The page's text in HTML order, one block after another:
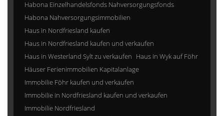
Habona Einzelhandelsfonds Nahversorgungsfonds
Habona Nahversorgungsimmobilien
Haus in Nordfriesland kaufen
Haus in Nordfriesland kaufen und verkaufen
Haus in Westerland Sylt zu verkaufen Haus in Wyk auf Föhr
Häuser Ferienimmobilien Kapitalanlage
Immobilie Föhr kaufen und verkaufen
Immobilie in Nordfriesland kaufen und verkaufen
Immobilie Nordfriesland